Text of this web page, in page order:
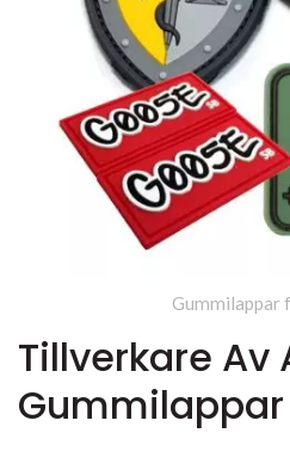
Gummilappar
Tillverkare Av
Gummilappar